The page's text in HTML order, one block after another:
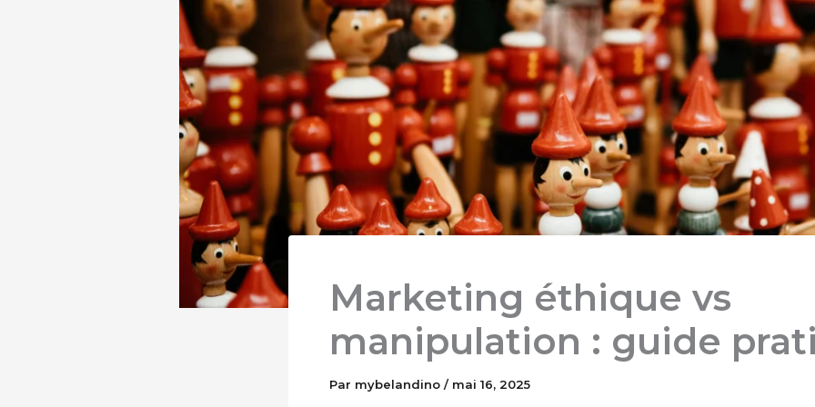
Marketing éthique vs
manipulation : guide
Par mybelandino / mai 16, 2025